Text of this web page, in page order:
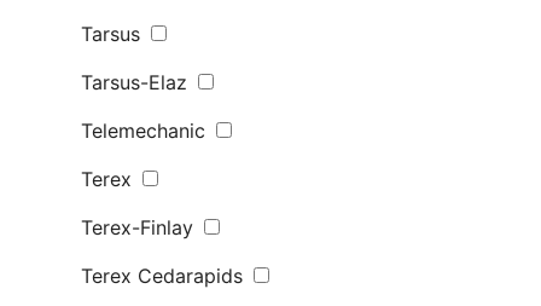
Tarsus
Tarsus-Elaz
Telemechanic
Terex
Terex-Finlay
Terex Сedarapids